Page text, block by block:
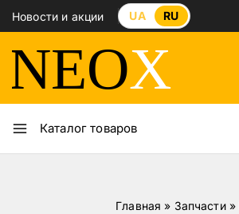
Новости и акции UA RU
Каталог товаров
Главная » Запчасти»